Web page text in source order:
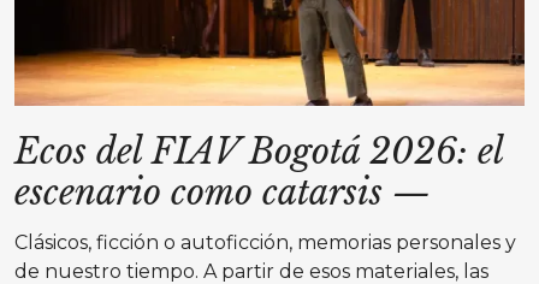
Ecos del FIAV Bogotá 2026: el
escenario como catarsis —
Clásicos, ficción o autoficción, memorias personales y
de nuestro tiempo. A partir de esos materiales, las